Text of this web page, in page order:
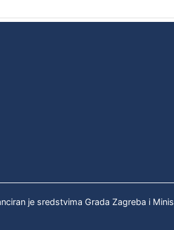
je sredstvima Grada Zagreba i